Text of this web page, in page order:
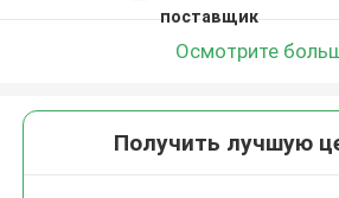
поставщик
Осмотрите
Получить лучшую